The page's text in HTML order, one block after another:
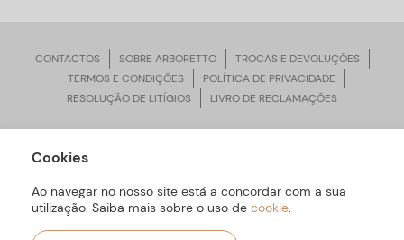
CONTACTOS SOBRE ARBORETTO
TROCAS E DEVOLUÇÕES
TERMOS E CONDIÇÕES
POLÍTICA DE PRIVACIDADE
RESOLUÇÃO DE LITÍGIOS
LIVRO DE RECLAMAÇÕES
ARBORETTO © Todos os Direitos Reservados | Desenvolvido por
Cookies
Ao navegar no nosso site está a concordar com a sua
utilização. Saiba mais sobre o uso de cookie.